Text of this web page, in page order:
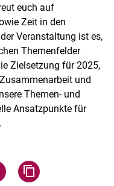
euch auf
Zeit in den
Veranstaltung ist es,
Themenfelder
Zielsetzung für 2025,
und
Themen- und
Ansatzpunkte für
teilen
WhatsApp teilen
Seite über Facebook